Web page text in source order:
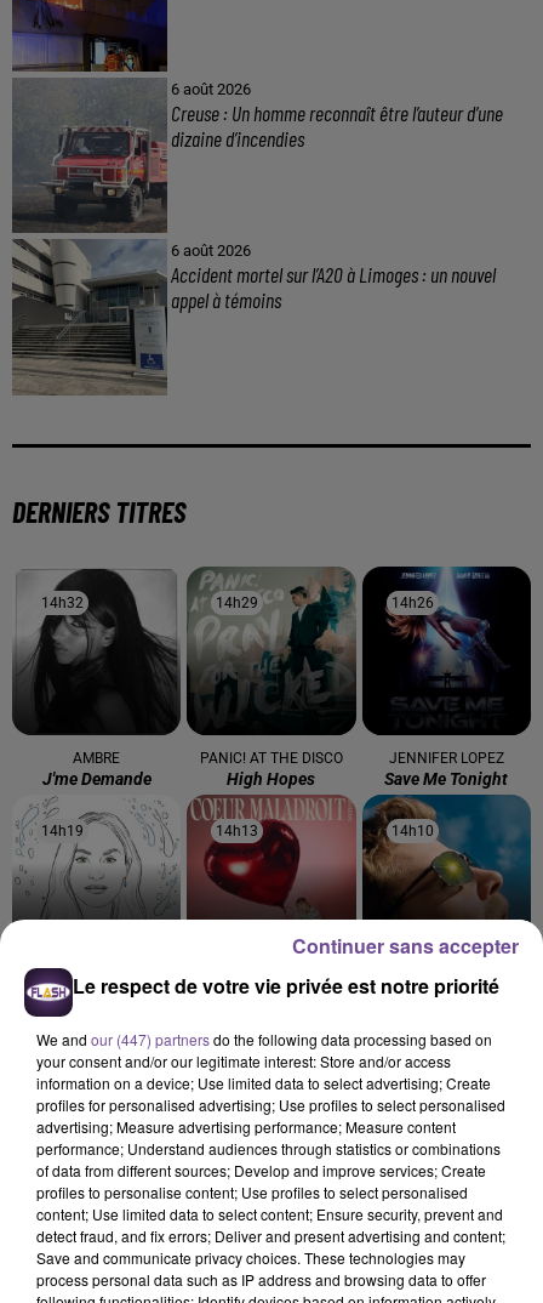
6 août 2026
Creuse : Un homme reconnaît être l’auteur d’une
dizaine d’incendies
6 août 2026
Accident mortel sur l’A20 à Limoges : un nouvel
appel à témoins
DERNIERS TITRES
14h32
14h32
AMBRE
J'me Demande
14h29
14h29
PANIC! AT THE DISCO
High Hopes
14h26
14h26
JENNIFER LOPEZ
Save Me Tonight
14h19
14h19
MANON LISA
Le Petit Peìcheur
14h13
14h13
MARINE
14h10
14h10
ALEX WARREN
Cet élément est masqué compte-tenu du refus du
dépôt de cookies que vous avez exprimé. Si vous
souhaitez l'afficher, merci de nous donner votre accord
en cliquant sur le bouton ci-dessous.
Le respect de votre vie privée est notre priorité
We and our (447) partnersdo the following data processing based on
your consent and/or our legitimate interest: Store and/or access
information on a device; Use limited data to select advertising; Create
profiles for personalised advertising; Use profiles to select personalised
advertising; Measure advertising performance; Measure content
performance; Understand audiences through statistics or combinations
of data from different sources; Develop and improve services; Create
profiles to personalise content; Use profiles to select personalised
content; Use limited data to select content; Ensure security, prevent and
detect fraud, and fix errors; Deliver and present advertising and content;
Save and communicate privacy choices. These technologies may
process personal data such as IP address and browsing data to offer
Continuer sans accepter